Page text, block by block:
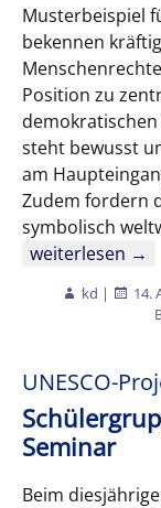
Musterbeispiel
bekennen
Position zu
steht bewusst
am
Zudem fordern
symbolisch
Engagement
weiterlesen →
kd | 14.
UNESCO-
Seminar
Beim